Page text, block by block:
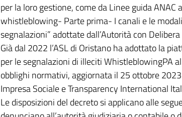
per la loro gestione, come da Linee guida ANAC
whistleblowing- Parte prima- I canali e le
segnalazioni” adottate dall’Autorità con
Già dal 2022 l’ASL di Oristano ha adottato la
per le segnalazioni di illeciti WhistleblowingPA
obblighi normativi, aggiornata il 25 ottobre
Impresa Sociale e Transparency International
Le disposizioni del decreto si applicano alle